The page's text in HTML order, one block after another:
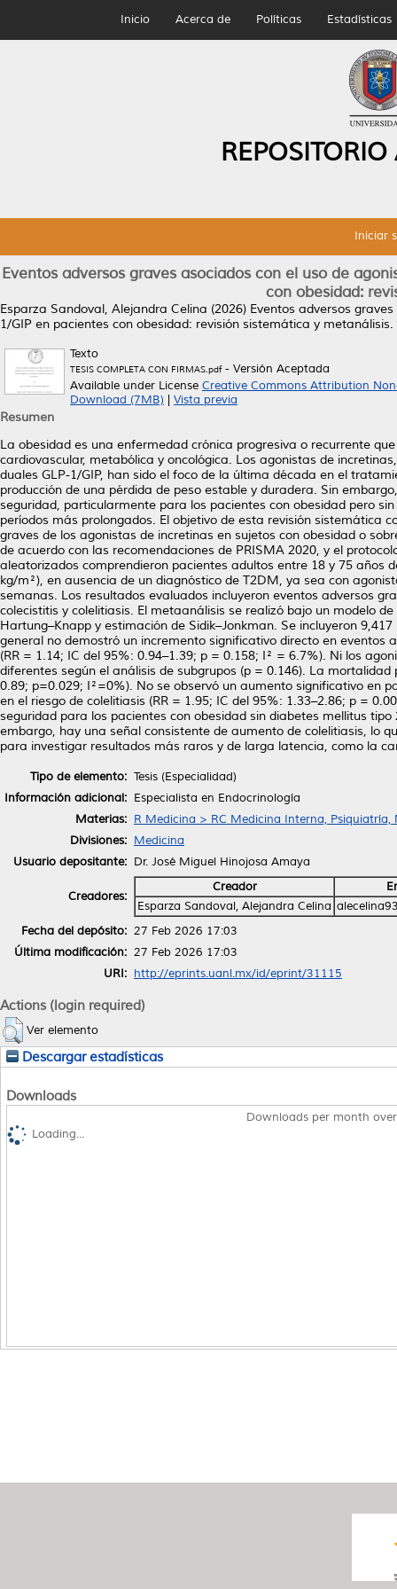
Inicio Acerca de Políticas Estadísticas
Iniciar
Eventos adversos graves asociados con el uso de
con obesidad:
Esparza Sandoval, Alejandra Celina (2026) Eventos adversos
1/GIP en pacientes con obesidad: revisión sistemática y metanálisis.
Texto
TESIS COMPLETA CON FIRMAS.pdf- Versión Aceptada
Available under License Creative Commons Attribution
Download (7MB)
Vista previa
Resumen
La obesidad es una enfermedad crónica progresiva o recurrente
cardiovascular, metabólica y oncológica. Los agonistas de
duales GLP-1/GIP, han sido el foco de la última década en el
producción de una pérdida de peso estable y duradera. Sin
seguridad, particularmente para los pacientes con obesidad pero
períodos más prolongados. El objetivo de esta revisión sistemática
graves de los agonistas de incretinas en sujetos con obesidad o
de acuerdo con las recomendaciones de PRISMA 2020, y el
aleatorizados comprendieron pacientes adultos entre 18 y 75 años
kg/m²), en ausencia de un diagnóstico de T2DM, ya sea con
semanas. Los resultados evaluados incluyeron eventos adversos
colecistitis y colelitiasis. El metaanálisis se realizó bajo un modelo
Hartung–Knapp y estimación de Sidik–Jonkman. Se incluyeron
general no demostró un incremento significativo directo en
(RR = 1.14; IC del 95%: 0.94–1.39; p = 0.158; I² = 6.7%). Ni los
diferentes según el análisis de subgrupos (p = 0.146). La
0.89; p=0.029; I²=0%). No se observó un aumento significativo en
en el riesgo de colelitiasis (RR = 1.95; IC del 95%: 1.33–2.86; p =
seguridad para los pacientes con obesidad sin diabetes mellitus
embargo, hay una señal consistente de aumento de colelitiasis, lo
para investigar resultados más raros y de larga latencia, como la
Tipo de elemento: Tesis (Especialidad)
Información adicional: Especialista en Endocrinología
Materias: R Medicina > RC Medicina Interna, Psiquiatría,
Divisiones: Medicina
Usuario depositante: Dr. José Miguel Hinojosa Amaya
Creadores:
Creador
Esparza Sandoval, Alejandra Celina
Fecha del depósito: 27 Feb 2026 17:03
Última modificación: 27 Feb 2026 17:03
URI: http://eprints.uanl.mx/id/eprint/31115
Actions (login required)
Ver elemento
Descargar estadísticas
Downloads
Downloads per month
Loading...